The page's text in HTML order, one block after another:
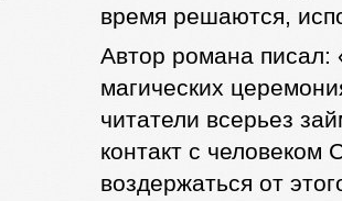
время решаются,
Автор романа писал:
магических
читатели всерьез
контакт с
воздержаться от